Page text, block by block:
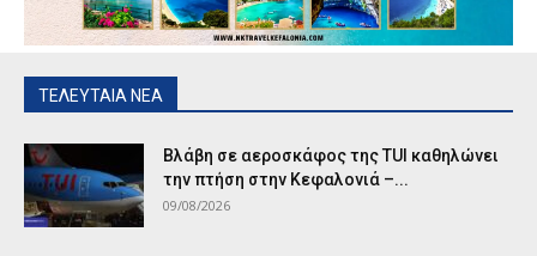
ΤΕΛΕΥΤΑΙΑ ΝΕΑ
Βλάβη σε αεροσκάφος της TUI καθηλώνει
την πτήση στην Κεφαλονιά –...
09/08/2026